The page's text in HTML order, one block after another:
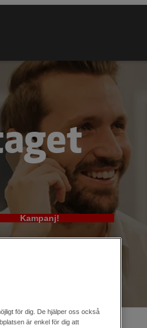
Kampanj!
för dig. De hjälper oss också
är enkel för dig att